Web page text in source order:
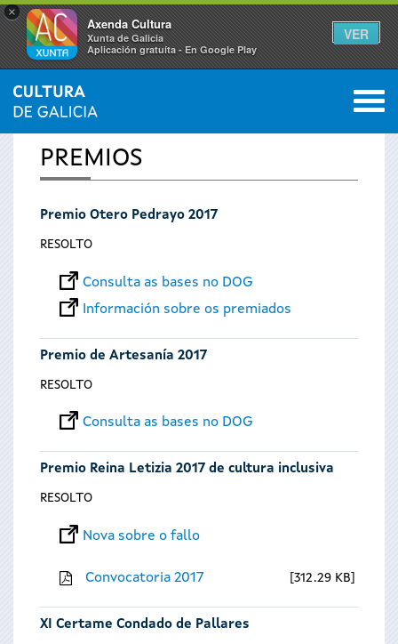
×
Axenda Cultura
Xunta de Galicia
Aplicación gratuíta - En Google Play
VER
Vostede
está
aquí
INICIO 0
PREMIOS
Premio Otero Pedrayo 2017
RESOLTO
Consulta as bases no DOG
Información sobre os premiados
Premio de Artesanía 2017
RESOLTO
Consulta as bases no DOG
Premio Reina Letizia 2017 de cultura inclusiva
RESOLTO
Nova sobre o fallo
Convocatoria 2017 312.29 KB
XI Certame Condado de Pallares